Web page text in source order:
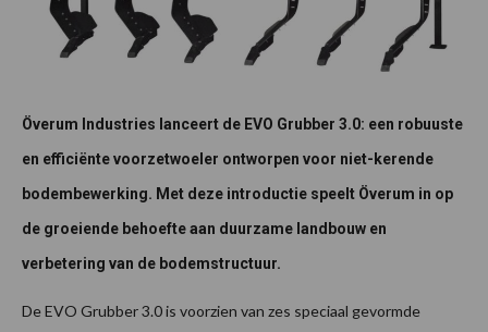
Överum Industries lanceert de EVO Grubber 3.0: een robuuste
en efficiënte voorzetwoeler ontworpen voor niet-kerende
bodembewerking. Met deze introductie speelt Överum in op
de groeiende behoefte aan duurzame landbouw en
verbetering van de bodemstructuur.
De EVO Grubber 3.0 is voorzien van zes speciaal gevormde